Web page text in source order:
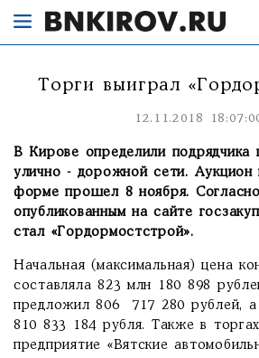
Торги выиграл
12.11.2018
В Кирове определили
улично - дорожной сети. Аукцион
форме прошел 8 ноября.
опубликованным на сайте
стал «Гордормостстрой».
Начальная (максимальная) цена
составляла 823 млн 180 898
предложил 806 717 280 рублей,
810 833 184 рубля. Также в
предприятие «Вятские